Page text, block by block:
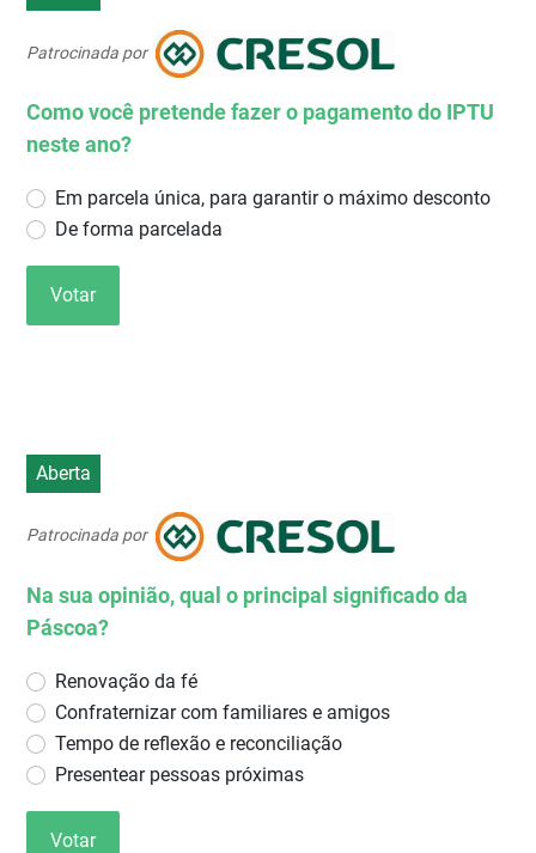
Patrocinada por
Como você pretende fazer o pagamento do IPTU
neste ano?
Em parcela única, para garantir o máximo desconto
De forma parcelada
Votar
Aberta
Patrocinada por
Na sua opinião, qual o principal significado da
Páscoa?
Renovação da fé
Confraternizar com familiares e amigos
Tempo de reflexão e reconciliação
Presentear pessoas próximas
Votar